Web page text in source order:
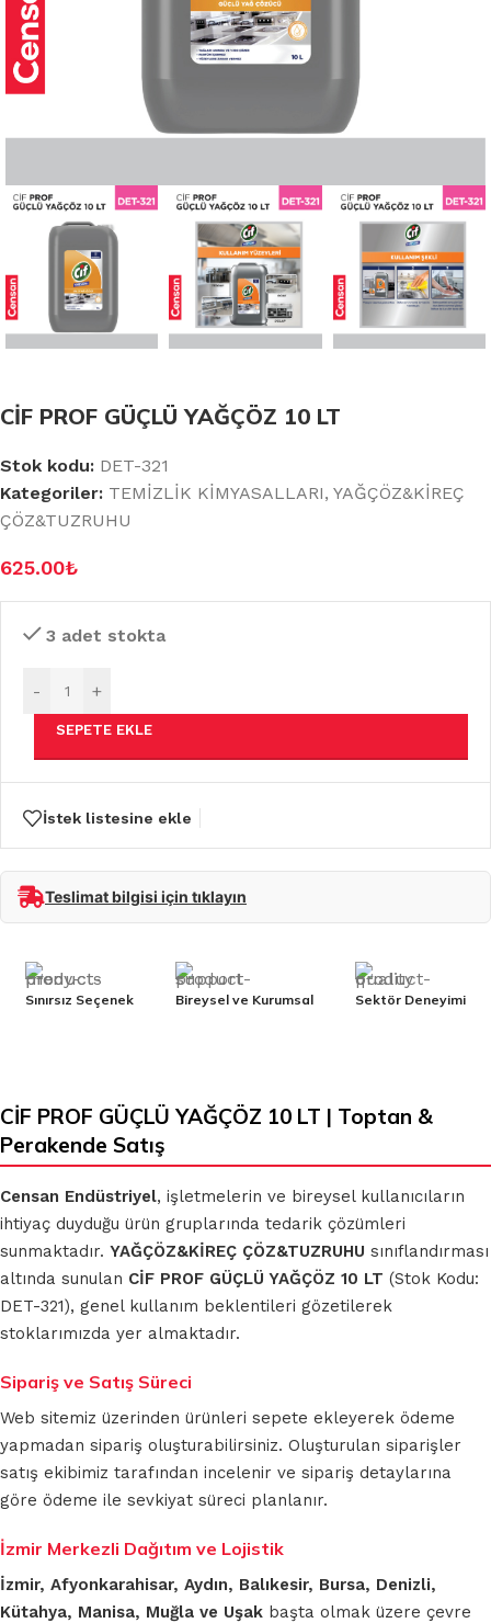
CİF PROF GÜÇLÜ YAĞÇÖZ 10 LT
Stok kodu: DET-321
Kategoriler: TEMİZLİK KİMYASALLARI, YAĞÇÖZ&KİREÇ
ÇÖZ&TUZRUHU
625.00₺
3 adet stokta
- +
SEPETE EKLE
İstek listesine ekle
Teslimat bilgisi için tıklayın
Sınırsız Seçenek Bireysel ve Kurumsal Sektör Deneyimi
CİF PROF GÜÇLÜ YAĞÇÖZ 10 LT | Toptan &
Perakende Satış
Censan Endüstriyel, işletmelerin ve bireysel kullanıcıların
ihtiyaç duyduğu ürün gruplarında tedarik çözümleri
sunmaktadır. YAĞÇÖZ&KİREÇ ÇÖZ&TUZRUHU sınıflandırması
altında sunulan CİF PROF GÜÇLÜ YAĞÇÖZ 10 LT (Stok Kodu:
DET-321), genel kullanım beklentileri gözetilerek
stoklarımızda yer almaktadır.
Sipariş ve Satış Süreci
Web sitemiz üzerinden ürünleri sepete ekleyerek ödeme
yapmadan sipariş oluşturabilirsiniz. Oluşturulan siparişler
satış ekibimiz tarafından incelenir ve sipariş detaylarına
göre ödeme ile sevkiyat süreci planlanır.
İzmir Merkezli Dağıtım ve Lojistik
İzmir, Afyonkarahisar, Aydın, Balıkesir, Bursa, Denizli,
Kütahya, Manisa, Muğla ve Uşak başta olmak üzere çevre